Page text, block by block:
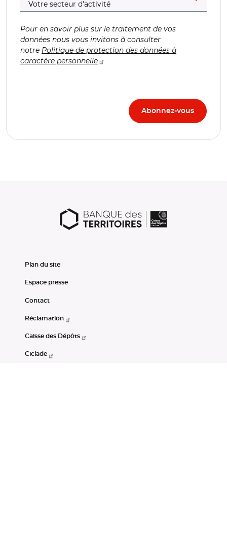
Pour en savoir plus sur le traitement de vos
données nous vous invitons à consulter
notre Politique de protection des données à
caractère personnelle
Plan du site
Espace presse
Contact
Réclamation
Caisse des Dépôts
Ciclade